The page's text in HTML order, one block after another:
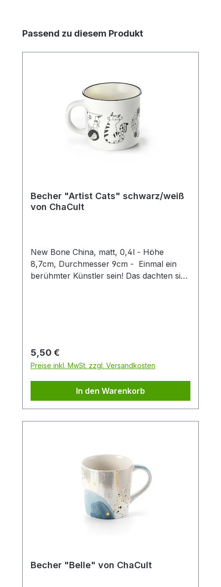
Produktgalerie überspringen
Passend zu diesem Produkt
Becher "Artist Cats" schwarz/weiß
von ChaCult
New Bone China, matt, 0,4l - Höhe
8,7cm, Durchmesser 9cm - Einmal ein
berühmter Künstler sein! Das dachten sich
charmant mit verspielten Katzenfiguren
verbindet. Ideal für Kunstliebhaber,
Katzenfreunde oder als originelles
Geschenk. Die dezente schwarz-weiß
Optik des Designs, in feiner
Strichzeichnung, hält sich hierbei durch
Platz um ihre Strahlkraft zu entfalten. Der
Becher verfügt über eine mittlere
Füllmenge von 0,4 l und ist somit der
ideale Allrounder für den Genuss diverser
Heißgetränke. Die Artikelform erinnert an
einen Emaillebecher und unterstreicht
durch dieses nostalgische Stilelement im
SpülmaschinengeeignetMikrowellenfest
Regulärer Preis:
5,50 €
Preise inkl. MwSt. zzgl. Versandkosten
In den Warenkorb
Becher "Belle" von ChaCult